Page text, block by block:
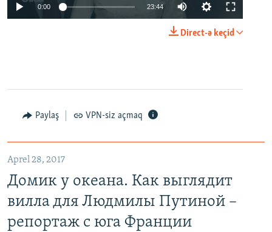
0:00 23:44
Direct-ə keçid
Paylaş VPN-siz açmaq
Aprel 28, 2017
Домик у океана. Как выглядит
вилла для Людмилы Путиной –
репортаж с юга Франции